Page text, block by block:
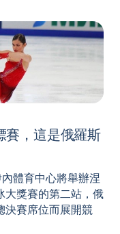
賽，這是俄羅斯
體育中心將舉辦涅
大獎賽的第二站，俄
決賽席位而展開競